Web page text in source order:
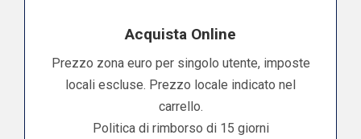
Acquista Online
Prezzo zona euro per singolo utente, imposte
locali escluse. Prezzo locale indicato nel
carrello.
Politica di rimborso di 15 giorni